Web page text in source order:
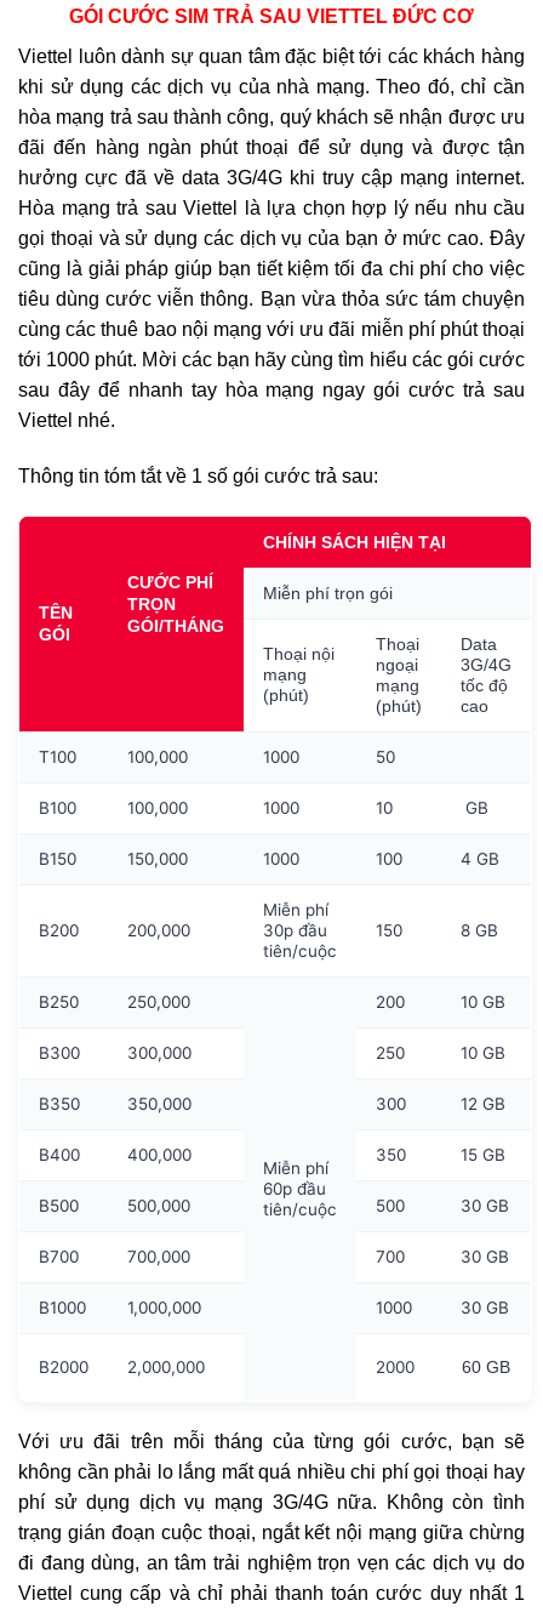
GÓI CƯỚC SIM TRẢ SAU VIETTEL ĐỨC CƠ
Viettel luôn dành sự quan tâm đặc biệt tới các khách hàng
khi sử dụng các dịch vụ của nhà mạng. Theo đó, chỉ cần
hòa mạng trả sau thành công, quý khách sẽ nhận được ưu
đãi đến hàng ngàn phút thoại để sử dụng và được tận
hưởng cực đã về data 3G/4G khi truy cập mạng internet.
Hòa mạng trả sau Viettel là lựa chọn hợp lý nếu nhu cầu
gọi thoại và sử dụng các dịch vụ của bạn ở mức cao. Đây
cũng là giải pháp giúp bạn tiết kiệm tối đa chi phí cho việc
tiêu dùng cước viễn thông. Bạn vừa thỏa sức tám chuyện
cùng các thuê bao nội mạng với ưu đãi miễn phí phút thoại
tới 1000 phút. Mời các bạn hãy cùng tìm hiểu các gói cước
sau đây để nhanh tay hòa mạng ngay gói cước trả sau
Viettel nhé.
Thông tin tóm tắt về 1 số gói cước trả sau:
TÊN
GÓI
CƯỚC PHÍ
TRỌN
GÓI/THÁNG
CHÍNH SÁCH HIỆN TẠI
Miễn phí trọn gói
Thoại nội
mạng
(phút)
Thoại
ngoại
mạng
(phút)
Data
3G/4G
tốc độ
cao
T100 100,000 1000 50
B100 100,000 1000 10 GB
B150 150,000 1000 100 4 GB
B200 200,000
Miễn phí
30p đầu
tiên/cuộc
150 8 GB
B250 250,000
Miễn phí
60p đầu
tiên/cuộc
200 10 GB
B300 300,000 250 10 GB
B350 350,000 300 12 GB
B400 400,000 350 15 GB
B500 500,000 500 30 GB
B700 700,000 700 30 GB
B1000 1,000,000 1000 30 GB
B2000 2,000,000 2000 60 GB
Với ưu đãi trên mỗi tháng của từng gói cước, bạn sẽ
không cần phải lo lắng mất quá nhiều chi phí gọi thoại hay
phí sử dụng dịch vụ mạng 3G/4G nữa. Không còn tình
trạng gián đoạn cuộc thoại, ngắt kết nội mạng giữa chừng
đi đang dùng, an tâm trải nghiệm trọn vẹn các dịch vụ do
Viettel cung cấp và chỉ phải thanh toán cước duy nhất 1